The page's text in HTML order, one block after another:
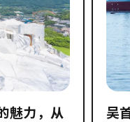
魅力，从
吴